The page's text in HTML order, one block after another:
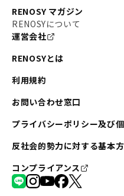
RENOSY マガジン
RENOSYについて
運営会社
RENOSYとは
利用規約
お問い合わせ窓口
プライバシーポリシー及び
反社会的勢力に対する基本
コンプライアンス